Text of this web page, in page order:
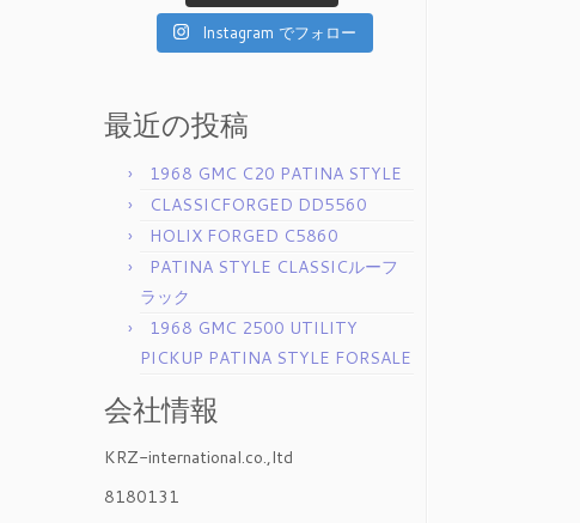
Instagram でフォロー
最近の投稿
1968 GMC C20 PATINA STYLE
CLASSICFORGED DD5560
HOLIX FORGED C5860
PATINA STYLE CLASSICルーフ
ラック
1968 GMC 2500 UTILITY
PICKUP PATINA STYLE FORSALE
会社情報
KRZ-international.co.,ltd
8180131